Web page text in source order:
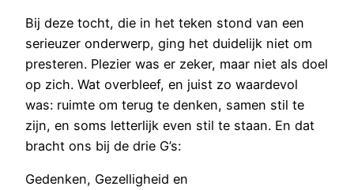
Bij deze tocht, die in het teken stond van een
serieuzer onderwerp, ging het duidelijk niet om
presteren. Plezier was er zeker, maar niet als doel
op zich. Wat overbleef, en juist zo waardevol
was: ruimte om terug te denken, samen stil te
zijn, en soms letterlijk even stil te staan. En dat
bracht ons bij de drie G’s:
Gedenken, Gezelligheid en